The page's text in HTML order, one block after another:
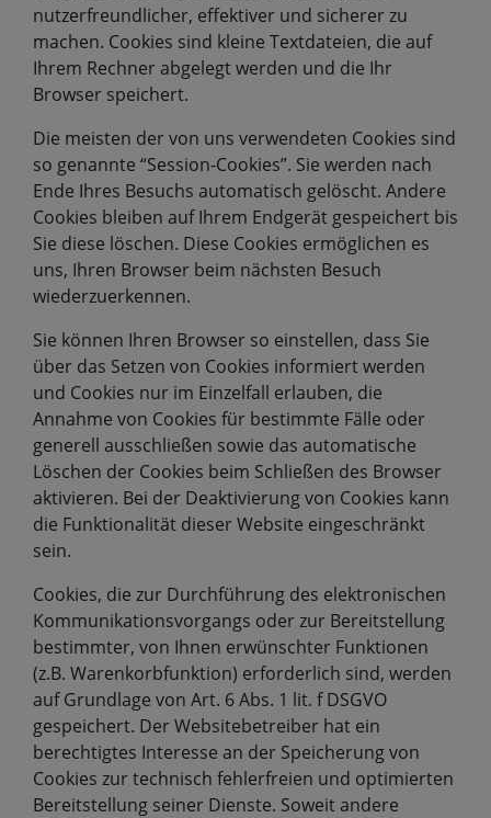
nutzerfreundlicher, effektiver und sicherer zu
machen. Cookies sind kleine Textdateien, die auf
Ihrem Rechner abgelegt werden und die Ihr
Browser speichert.
Die meisten der von uns verwendeten Cookies sind
so genannte “Session-Cookies”. Sie werden nach
Ende Ihres Besuchs automatisch gelöscht. Andere
Cookies bleiben auf Ihrem Endgerät gespeichert bis
Sie diese löschen. Diese Cookies ermöglichen es
uns, Ihren Browser beim nächsten Besuch
wiederzuerkennen.
Sie können Ihren Browser so einstellen, dass Sie
über das Setzen von Cookies informiert werden
und Cookies nur im Einzelfall erlauben, die
Annahme von Cookies für bestimmte Fälle oder
generell ausschließen sowie das automatische
Löschen der Cookies beim Schließen des Browser
aktivieren. Bei der Deaktivierung von Cookies kann
die Funktionalität dieser Website eingeschränkt
sein.
Cookies, die zur Durchführung des elektronischen
Kommunikationsvorgangs oder zur Bereitstellung
bestimmter, von Ihnen erwünschter Funktionen
(z.B. Warenkorbfunktion) erforderlich sind, werden
auf Grundlage von Art. 6 Abs. 1 lit. f DSGVO
gespeichert. Der Websitebetreiber hat ein
berechtigtes Interesse an der Speicherung von
Cookies zur technisch fehlerfreien und optimierten
Bereitstellung seiner Dienste. Soweit andere